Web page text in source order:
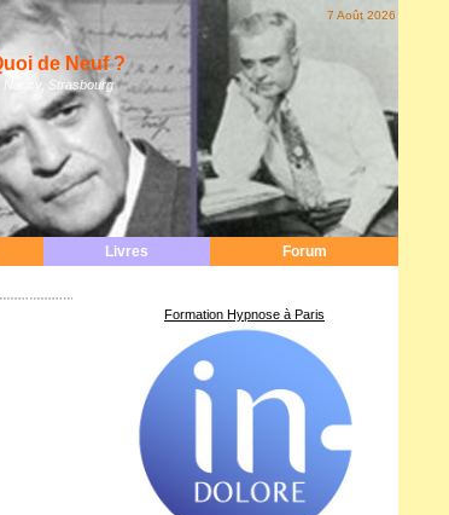
7 Août 2026
de Neuf ?
Nancy, Strasbourg
Livres Forum
Formation Hypnose à Paris